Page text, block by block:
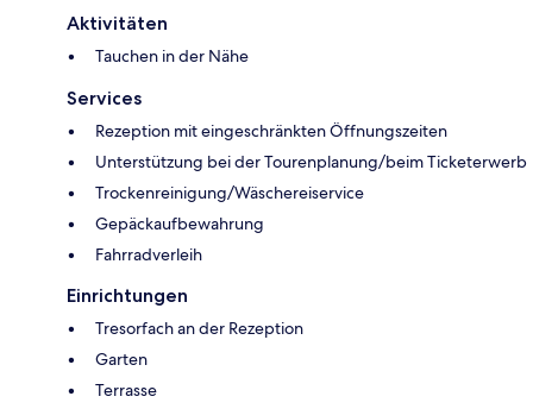
Aktivitäten
Tauchen in der Nähe
Services
Rezeption mit eingeschränkten Öffnungszeiten
Unterstützung bei der Tourenplanung/beim Ticketerwerb
Trockenreinigung/Wäschereiservice
Gepäckaufbewahrung
Fahrradverleih
Einrichtungen
Tresorfach an der Rezeption
Garten
Terrasse